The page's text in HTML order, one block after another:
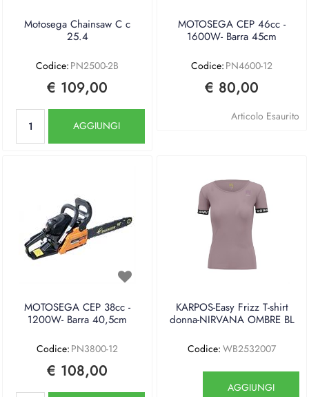
Motosega Chainsaw C c
25.4
Codice: PN2500-2B
€ 109,00
AGGIUNGI
MOTOSEGA CEP 46cc -
1600W- Barra 45cm
Codice: PN4600-12
€ 80,00
Articolo Esaurito
MOTOSEGA CEP 38cc -
1200W- Barra 40,5cm
Codice: PN3800-12
€ 108,00
KARPOS-Easy Frizz T-shirt
donna-NIRVANA OMBRE BL
Codice: WB2532007
AGGIUNGI